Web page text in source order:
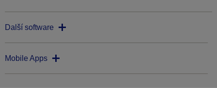
Další software
Mobile Apps